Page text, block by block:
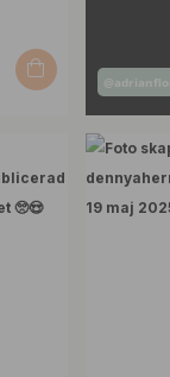
Inlägg
av